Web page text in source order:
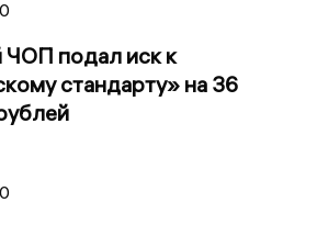
ЧОП подал иск к
стандарту» на 36